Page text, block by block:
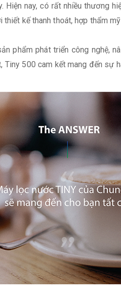
nay, có rất nhiều thương
kế thanh thoát, hợp thẩm
phẩm phát triển công nghệ,
Tiny 500 cam kết mang đến sự